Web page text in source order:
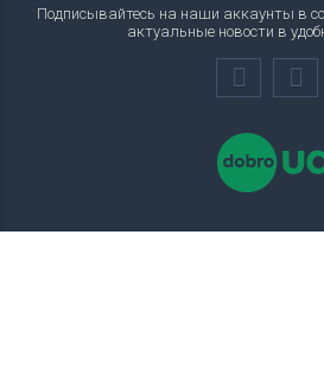
Подписывайтесь на наши аккаунты в
актуальные новости в